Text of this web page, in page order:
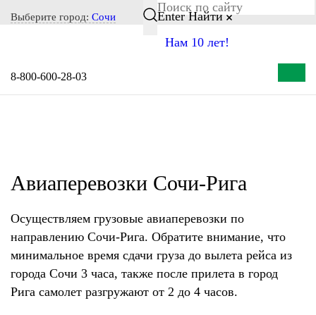
Notice: Undefined index: CITY_SELECT in
/home/s/storas/storas.ru/public_html/wp-content/themes/tsl-
Выберите город: Сочи Enter Найти
Нам 10 лет!
8-800-600-28-03
Авиаперевозки Сочи-Рига
Осуществляем грузовые авиаперевозки по
направлению Сочи-Рига. Обратите внимание, что
минимальное время сдачи груза до вылета рейса из
города Сочи 3 часа, также после прилета в город
Рига самолет разгружают от 2 до 4 часов.